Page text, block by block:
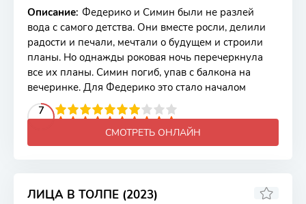
Описание: Федерико и Симин были не разлей
вода с самого детства. Они вместе росли, делили
радости и печали, мечтали о будущем и строили
планы. Но однажды роковая ночь перечеркнула
все их планы. Симин погиб, упав с балкона на
вечеринке. Для Федерико это стало началом
7
4 5 6 7 8 9 10
СМОТРЕТЬ ОНЛАЙН
ЛИЦА В ТОЛПЕ (2023)
6.3